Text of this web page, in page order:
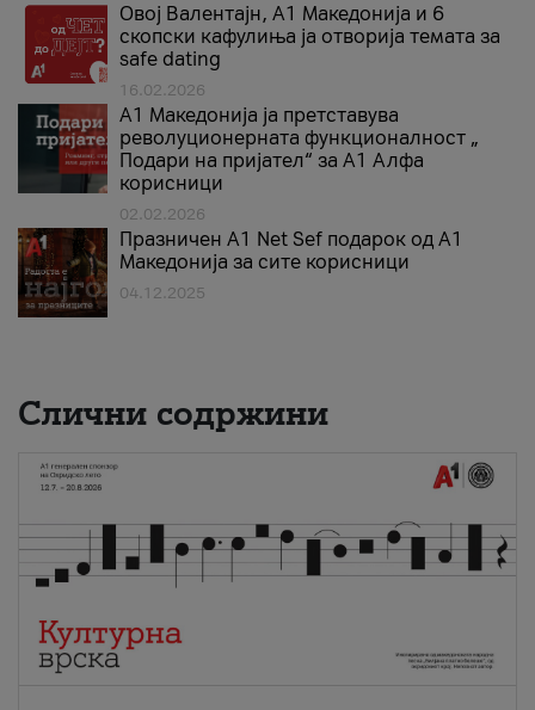
Овој Валентајн, A1 Македонија и 6
скопски кафулиња ја отворија темата за
safe dating
16.02.2026
А1 Македонија ја претставува
револуционерната функционалност „
Подари на пријател“ за А1 Алфа
корисници
02.02.2026
Празничен A1 Net Sеf подарок од А1
Македонија за сите корисници
04.12.2025
Слични содржини